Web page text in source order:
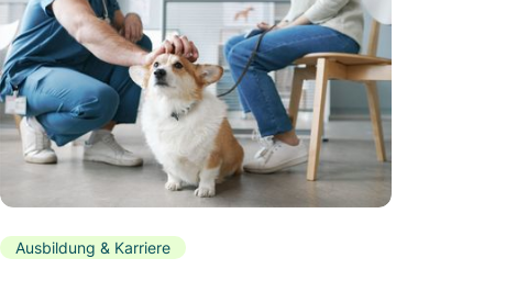
Ausbildung & Karriere